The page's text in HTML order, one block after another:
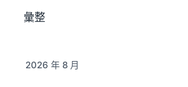
彙整
2026 年 8 月